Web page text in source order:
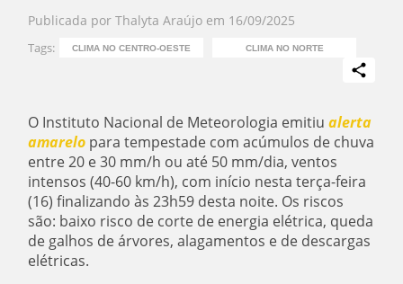
Publicada por Thalyta Araújo em 16/09/2025
Tags: CLIMA NO CENTRO-OESTE CLIMA NO NORTE
O Instituto Nacional de Meteorologia emitiualerta
amarelo para tempestade com acúmulos de chuva
entre 20 e 30 mm/h ou até 50 mm/dia, ventos
intensos (40-60 km/h), com início nesta terça-feira
(16) finalizando às 23h59 desta noite. Os riscos
são: baixo risco de corte de energia elétrica, queda
de galhos de árvores, alagamentos e de descargas
elétricas.